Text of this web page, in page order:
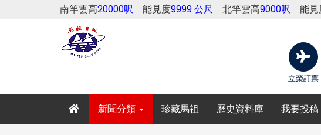
南竿雲高20000呎 能見度9999 公尺 北竿雲高9000呎 能見
立榮訂票
新聞分類 珍藏馬祖 歷史資料庫 我要投稿